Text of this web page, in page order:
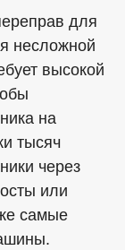
для
несложной
высокой
на
тысяч
через
или
самые